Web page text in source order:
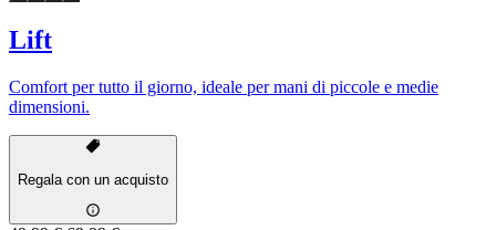
Lift
Comfort per tutto il giorno, ideale per mani di piccole e medie
dimensioni.
Regala con un acquisto